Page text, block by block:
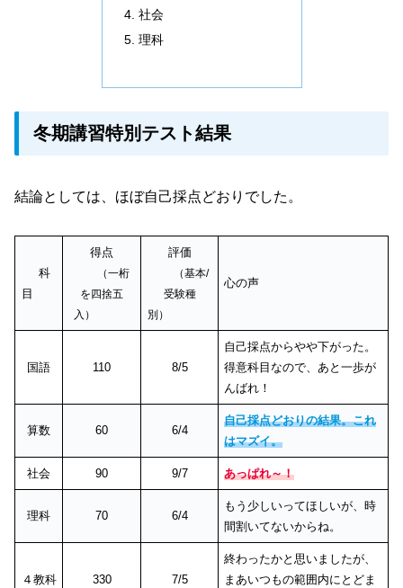
社会
理科
冬期講習特別テスト結果
結論としては、ほぼ自己採点どおりでした。
科
目
得点
（一桁
を四捨五
入）
評価
（基本/
受験種
別）
心の声
国語 110 8/5
自己採点からやや下がった。
得意科目なので、あと一歩が
んばれ！
算数 60 6/4
自己採点どおりの結果。これ
はマズイ。
社会 90 9/7 あっぱれ～！
理科 70 6/4
もう少しいってほしいが、時
間割いてないからね。
４教科 330 7/5
終わったかと思いましたが、
まあいつもの範囲内にとどま